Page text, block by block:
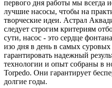
первого дня работы мы всегда
лучшие насосы, чтобы на
творческие идеи. Астрал
следует строгим критериям
сути, насос - это сердце
изо дня в день в самых
гарантировать надежный
технологии и опыт собраны в
Torpedo. Они гарантирует
долгие годы.